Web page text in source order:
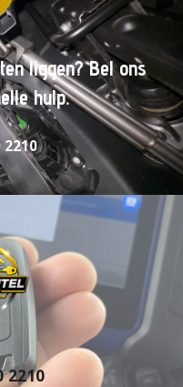
liggen?Belons
hulp.
2210
2210